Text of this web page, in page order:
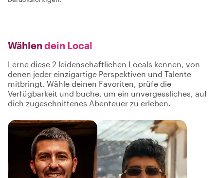
Wählen dein Local
Lerne diese 2 leidenschaftlichen Locals kennen, von
denen jeder einzigartige Perspektiven und Talente
mitbringt. Wähle deinen Favoriten, prüfe die
Verfügbarkeit und buche, um ein unvergessliches, auf
dich zugeschnittenes Abenteuer zu erleben.